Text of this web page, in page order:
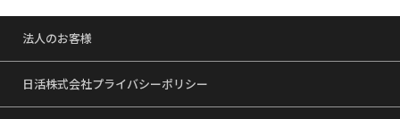
法人のお客様
日活株式会社プライバシーポリシー